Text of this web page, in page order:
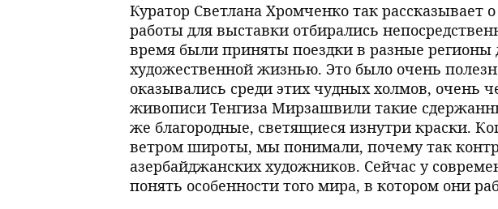
Куратор Светлана Хромченко так рассказывает
работы для выставки отбирались
время были приняты поездки в разные регионы
художественной жизнью. Это было очень
оказывались среди этих чудных холмов, очень
живописи Тенгиза Мирзашвили такие
же благородные, светящиеся изнутри краски.
ветром широты, мы понимали, почему так
азербайджанских художников. Сейчас у
понять особенности того мира, в котором они